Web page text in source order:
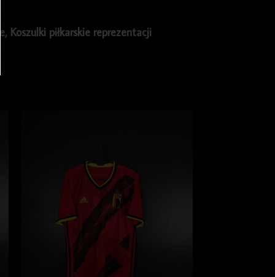
, Koszulki piłkarskie reprezentacji